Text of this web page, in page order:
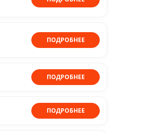
ПОДРОБНЕЕ
ПОДРОБНЕЕ
ПОДРОБНЕЕ